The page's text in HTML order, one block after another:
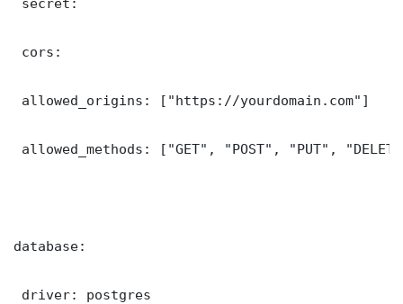
secret:
cors:
allowed_origins: ["https://yourdomain.com"]
allowed_methods: ["GET", "POST", "PUT",
database:
driver: postgres